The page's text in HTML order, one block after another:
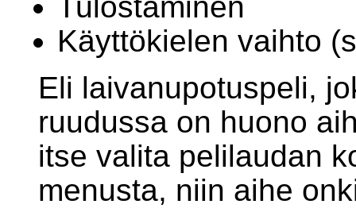
Käyttökielen vaihto
Eli laivanupotuspeli,
ruudussa on huono
itse valita pelilaudan
menusta, niin aihe